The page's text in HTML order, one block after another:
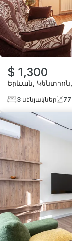
$ 1,300
Երևան Կենտրոն
3 սենյակներ 77